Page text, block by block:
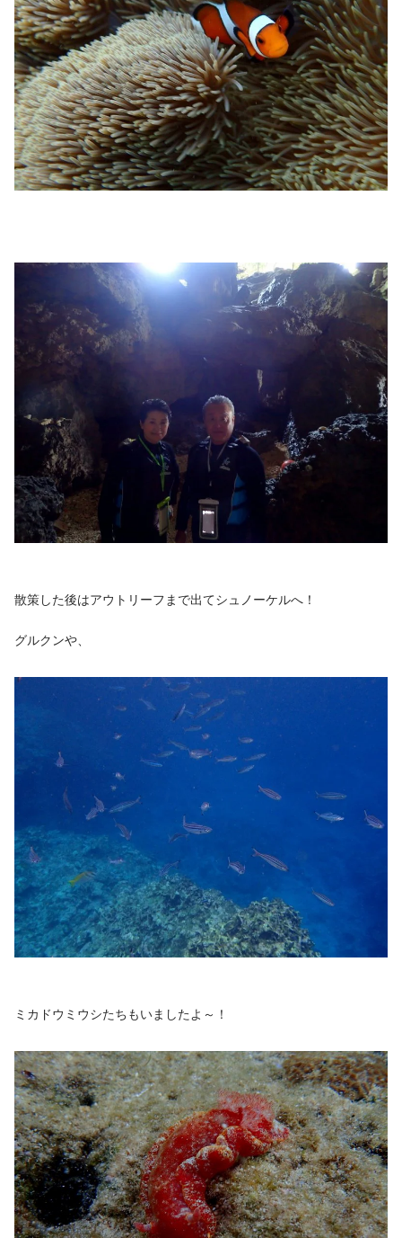
散策した後はアウトリーフまで出てシュノーケルへ！
グルクンや、
ミカドウミウシたちもいましたよ～！